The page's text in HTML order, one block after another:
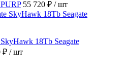
55 720 ₽ / шт
18Tb Seagate
₽ / шт